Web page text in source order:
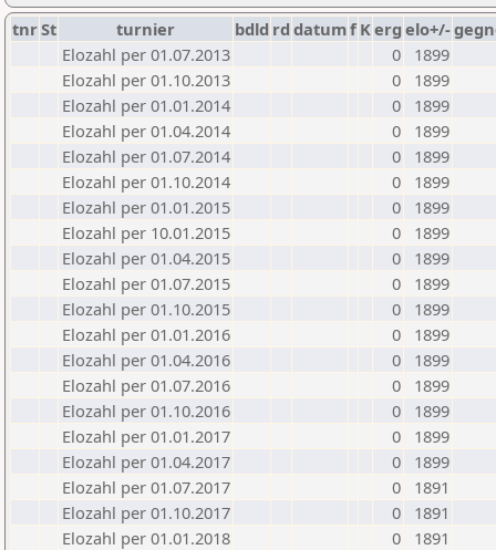
tnrSt turnier bdld rd datumf Kerg elo+/-
Elozahl per 01.07.2013
0
1899
Elozahl per 01.10.2013
0
1899
Elozahl per 01.01.2014
0
1899
Elozahl per 01.04.2014
0
1899
Elozahl per 01.07.2014
0
1899
Elozahl per 01.10.2014
0
1899
Elozahl per 01.01.2015
0
1899
Elozahl per 10.01.2015
0
1899
Elozahl per 01.04.2015
0
1899
Elozahl per 01.07.2015
0
1899
Elozahl per 01.10.2015
0
1899
Elozahl per 01.01.2016
0
1899
Elozahl per 01.04.2016
0
1899
Elozahl per 01.07.2016
0
1899
Elozahl per 01.10.2016
0
1899
Elozahl per 01.01.2017
0
1899
Elozahl per 01.04.2017
0
1899
Elozahl per 01.07.2017
0
1891
Elozahl per 01.10.2017
0
1891
Elozahl per 01.01.2018
0
1891